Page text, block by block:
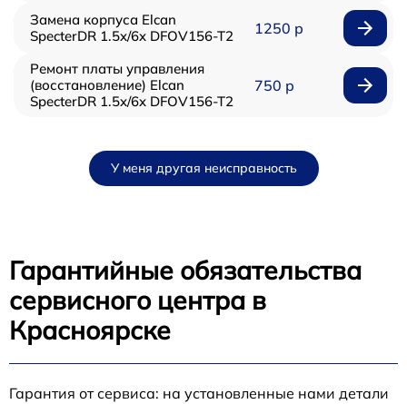
Замена корпуса Elcan
SpecterDR 1.5x/6x DFOV156-T2
1250 р
Ремонт платы управления
(восстановление) Elcan
SpecterDR 1.5x/6x DFOV156-T2
750 р
У меня другая неисправность
Гарантийные обязательства
сервисного центра в
Красноярске
Гарантия от сервиса: на установленные нами детали